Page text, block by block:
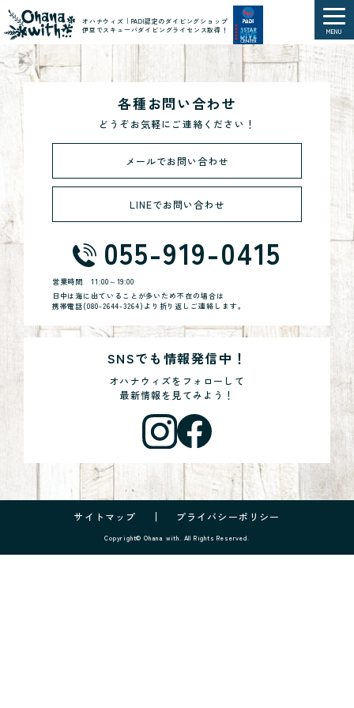
オハナウィズ｜PADI認定のダイビングショップ
伊豆でスキューバダイビングライセンス取得！
MENU
各種お問い合わせ
どうぞお気軽にご連絡ください！
メールでお問い合わせ
LINEでお問い合わせ
055-919-0415
営業時間11:00～19:00
日中は海に出ていることが多いため不在の場合は
携帯電話(080-2644-3264)より折り返しご連絡します。
SNSでも情報発信中！
オハナウィズをフォローして
最新情報を見てみよう！
サイトマップ プライバシーポリシー
Copyright© Ohana with. All Rights Reserved.